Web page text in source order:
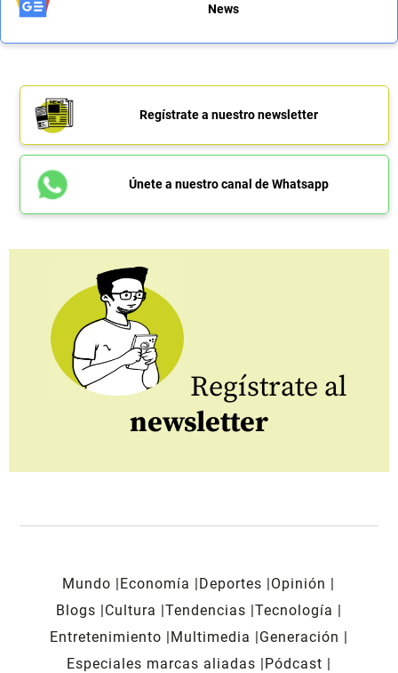
News
Regístrate a nuestro newsletter
Únete a nuestro canal de Whatsapp
Regístrate al
newsletter
Mundo Economía Deportes
Opinión
Blogs
Cultura Tendencias Tecnología
Entretenimiento
Multimedia
Generación
Especiales marcas aliadas
Pódcast